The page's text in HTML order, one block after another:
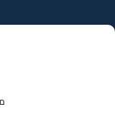
إلى
المحتوى